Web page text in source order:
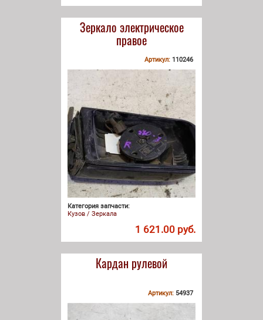
Зеркало электрическое
правое
Артикул: 110246
Категория запчасти:
Кузов / Зеркала
1 621.00 руб.
Кардан рулевой
Артикул: 54937